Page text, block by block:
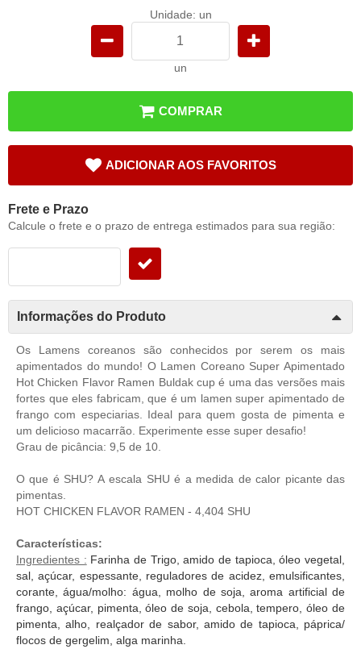
Unidade: un
un
COMPRAR
ADICIONAR AOS FAVORITOS
Frete e Prazo
Calcule o frete e o prazo de entrega estimados para sua região:
Informações do Produto
Os Lamens coreanos são conhecidos por serem os mais
apimentados do mundo! O Lamen Coreano Super Apimentado
Hot Chicken Flavor Ramen Buldak cup é uma das versões mais
fortes que eles fabricam, que é um lamen super apimentado de
frango com especiarias. Ideal para quem gosta de pimenta e
um delicioso macarrão. Experimente esse super desafio!
Grau de picância: 9,5 de 10.
O que é SHU? A escala SHU é a medida de calor picante das
pimentas.
HOT CHICKEN FLAVOR RAMEN - 4,404 SHU
Características:
Ingredientes : Farinha de Trigo, amido de tapioca, óleo vegetal,
sal, açúcar, espessante, reguladores de acidez, emulsificantes,
corante, água/molho: água, molho de soja, aroma artificial de
frango, açúcar, pimenta, óleo de soja, cebola, tempero, óleo de
pimenta, alho, realçador de sabor, amido de tapioca, páprica/
flocos de gergelim, alga marinha.